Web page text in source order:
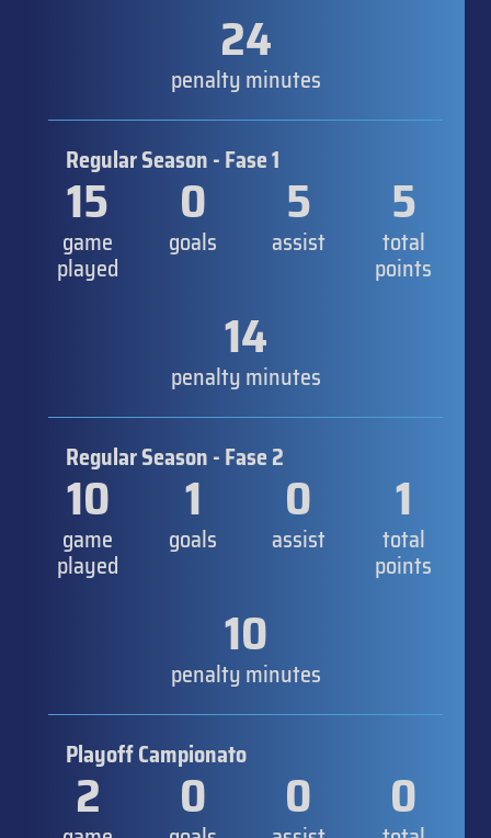
24
penalty minutes
Regular Season - Fase 1
15
game
played
0
goals
5
assist
5
total
points
14
penalty minutes
Regular Season - Fase 2
10
game
played
1
goals
0
assist
1
total
points
10
penalty minutes
Playoff Campionato
2 0 0 0